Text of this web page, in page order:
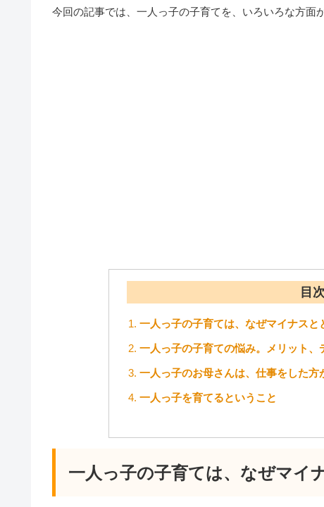
今回の記事では、一人っ子の子育てを、いろいろな方面
目次
一人っ子の子育ては、なぜマイナスと
一人っ子の子育ての悩み。メリット、
一人っ子のお母さんは、仕事をした方
一人っ子を育てるということ
一人っ子の子育ては、なぜマイ